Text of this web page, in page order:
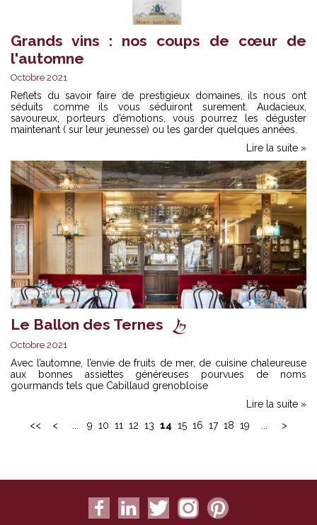
Grands vins : nos coups de cœur de
l'automne
Octobre 2021
Reflets du savoir faire de prestigieux domaines, ils nous ont
séduits comme ils vous séduiront surement. Audacieux,
savoureux, porteurs d’émotions, vous pourrez les déguster
maintenant ( sur leur jeunesse) ou les garder quelques années.
Lire la suite »
Le Ballon des Ternes
Octobre 2021
Avec l’automne, l’envie de fruits de mer, de cuisine chaleureuse
aux bonnes assiettes généreuses pourvues de noms
gourmands tels que Cabillaud grenobloise
Lire la suite »
<<
< 9 10 11 12 13 14 15 16 17 18 19 >